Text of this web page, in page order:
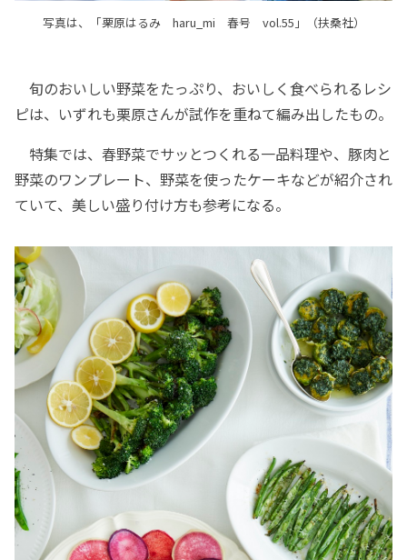
写真は、「栗原はるみ haru_mi 春号 vol.55」（扶桑社）
旬のおいしい野菜をたっぷり、おいしく食べられるレシ
ピは、いずれも栗原さんが試作を重ねて編み出したもの。
特集では、春野菜でサッとつくれる一品料理や、豚肉と
野菜のワンプレート、野菜を使ったケーキなどが紹介され
ていて、美しい盛り付け方も参考になる。